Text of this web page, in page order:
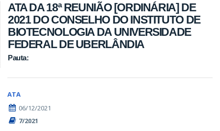
ATA DA 18ª REUNIÃO [ORDINÁRIA] DE
2021 DO CONSELHO DO INSTITUTO DE
BIOTECNOLOGIA DA UNIVERSIDADE
FEDERAL DE UBERLÂNDIA
Pauta:
ATA
06/12/2021
7/2021